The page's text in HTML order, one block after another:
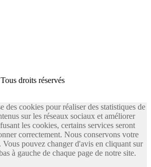
droits réservés
des cookies pour réaliser des statistiques de
sur les réseaux sociaux et améliorer
les cookies, certains services seront
correctement. Nous conservons votre
pouvez changer d'avis en cliquant sur
à gauche de chaque page de notre site.